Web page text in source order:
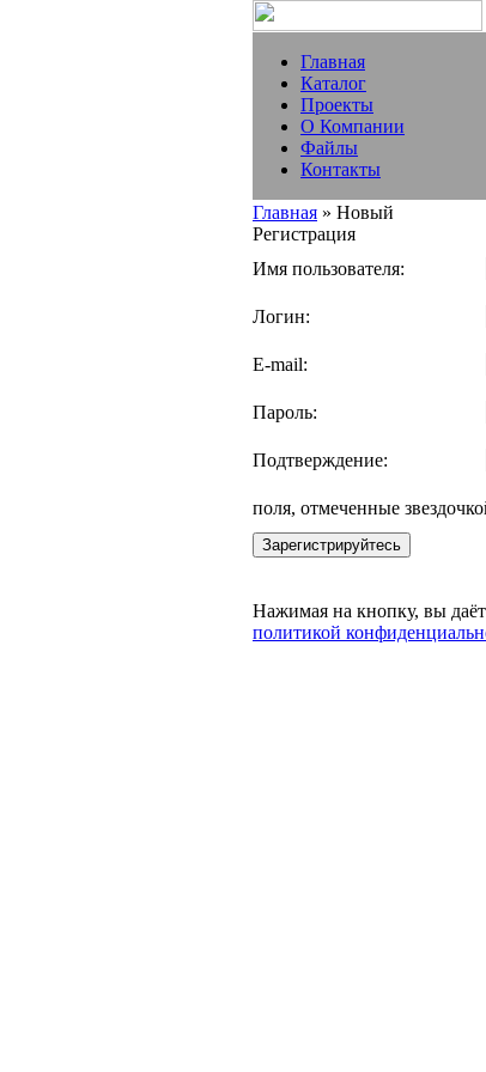
Главная
Каталог
Проекты
О Компании
Файлы
Контакты
Главная » Новый
Регистрация
Имя пользователя:
Логин:
E-mail:
Пароль:
Подтверждение:
поля, отмеченные
Зарегистрируйтесь
Нажимая на кнопку, вы
политикой